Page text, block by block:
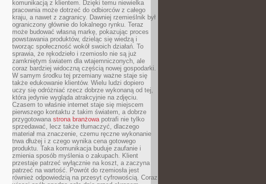
komunikacją z klientem. Dzięki temu niewielka
pracownia może dotrzeć do odbiorców z całego
kraju, a nawet z zagranicy. Dawniej rzemieślnik był
ograniczony głównie do lokalnego rynku. Teraz
może budować własną markę, pokazując proces
powstawania produktów, dzieląc się wiedzą i
tworząc społeczność wokół swoich działań. To
sprawia, że rękodzieło i rzemiosło nie są już
zamkniętym światem dla wtajemniczonych, ale
coraz bardziej widoczną częścią nowej gospodarki.
W samym środku tej przemiany ważne staje się
także edukowanie klientów. Wielu ludzi dopiero
uczy się odróżniać rzecz dobrze wykonaną od tej,
która jedynie wygląda atrakcyjnie na zdjęciu.
Czasem to właśnie internet staje się miejscem
pierwszego kontaktu z takim światem, a dobrze
przygotowana strona branżowapotrafi nie tylko
sprzedawać, lecz także tłumaczyć, dlaczego
materiał ma znaczenie, czemu ręczne wykonanie
trwa dłużej i z czego wynika cena gotowego
produktu. Taka komunikacja buduje zaufanie i
zmienia sposób myślenia o zakupach. Klient
przestaje patrzeć wyłącznie na koszt, a zaczyna
patrzeć na wartość. Powrót do rzemiosła jest
również odpowiedzią na przesyt cyfrowością. Coraz